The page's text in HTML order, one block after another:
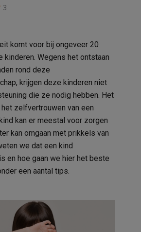
3
komt voor bij ongeveer 20
kinderen. Wegens het ontstaan
rond deze
krijgen deze kinderen niet
die ze nodig hebben. Het
zelfvertrouwen van een
kan er meestal voor zorgen
kan omgaan met prikkels van
we dat een kind
en hoe gaan we hier het beste
een aantal tips.